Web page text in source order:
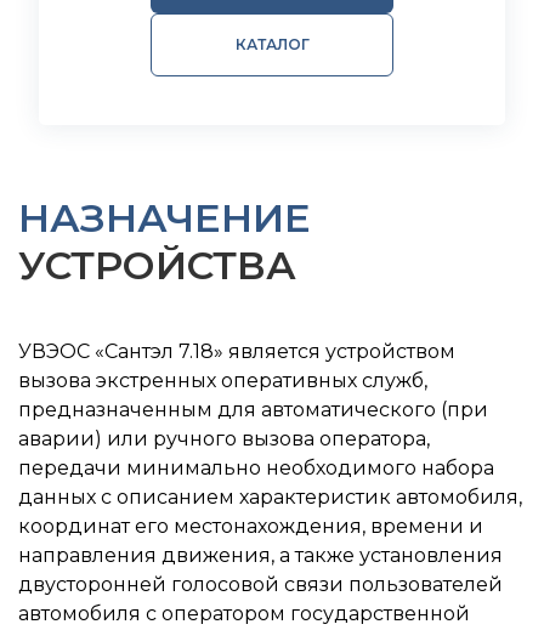
КАТАЛОГ
НАЗНАЧЕНИЕ
УСТРОЙСТВА
УВЭОС «Сантэл 7.18» является устройством
вызова экстренных оперативных служб,
предназначенным для автоматического (при
аварии) или ручного вызова оператора,
передачи минимально необходимого набора
данных с описанием характеристик автомобиля,
координат его местонахождения, времени и
направления движения, а также установления
двусторонней голосовой связи пользователей
автомобиля с оператором государственной